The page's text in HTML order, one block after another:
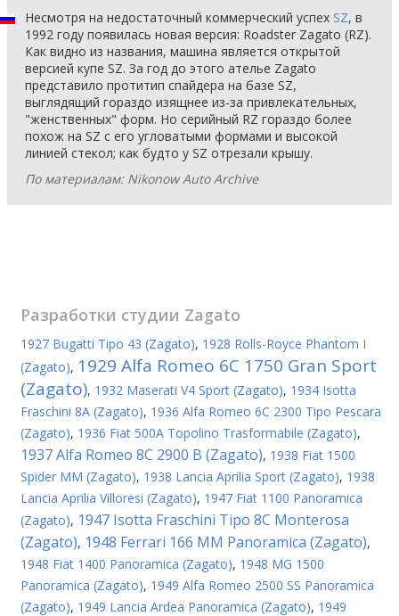
Несмотря на недостаточный коммерческий успех SZ, в
1992 году появилась новая версия: Roadster Zagato (RZ).
Как видно из названия, машина является открытой
версией купе SZ. За год до этого ателье Zagato
представило протитип спайдера на базе SZ,
выглядящий гораздо изящнее из-за привлекательных,
"женственных" форм. Но серийный RZ гораздо более
похож на SZ с его угловатыми формами и высокой
линией стекол; как будто у SZ отрезали крышу.
По материалам: Nikonow Auto Archive
Разработки студии Zagato
1927 Bugatti Tipo 43 (Zagato), 1928 Rolls-Royce Phantom I
(Zagato), 1929 Alfa Romeo 6C 1750 Gran Sport
(Zagato), 1932 Maserati V4 Sport (Zagato), 1934 Isotta
Fraschini 8A (Zagato), 1936 Alfa Romeo 6C 2300 Tipo Pescara
(Zagato), 1936 Fiat 500A Topolino Trasformabile (Zagato),
1937 Alfa Romeo 8C 2900 B (Zagato), 1938 Fiat 1500
Spider MM (Zagato), 1938 Lancia Aprilia Sport (Zagato), 1938
Lancia Aprilia Villoresi (Zagato), 1947 Fiat 1100 Panoramica
(Zagato), 1947 Isotta Fraschini Tipo 8C Monterosa
(Zagato), 1948 Ferrari 166 MM Panoramica (Zagato),
1948 Fiat 1400 Panoramica (Zagato), 1948 MG 1500
Panoramica (Zagato), 1949 Alfa Romeo 2500 SS Panoramica
(Zagato), 1949 Lancia Ardea Panoramica (Zagato), 1949